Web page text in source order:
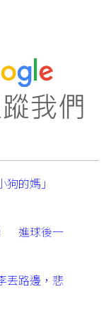
狗的媽」
進球後一
丟路邊，悲